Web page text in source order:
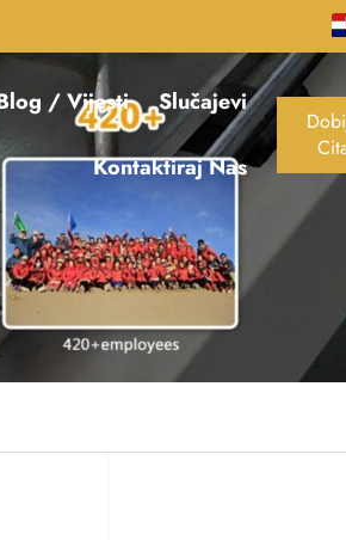
/ Vijesti Slučajevi
Kontaktiraj Nas